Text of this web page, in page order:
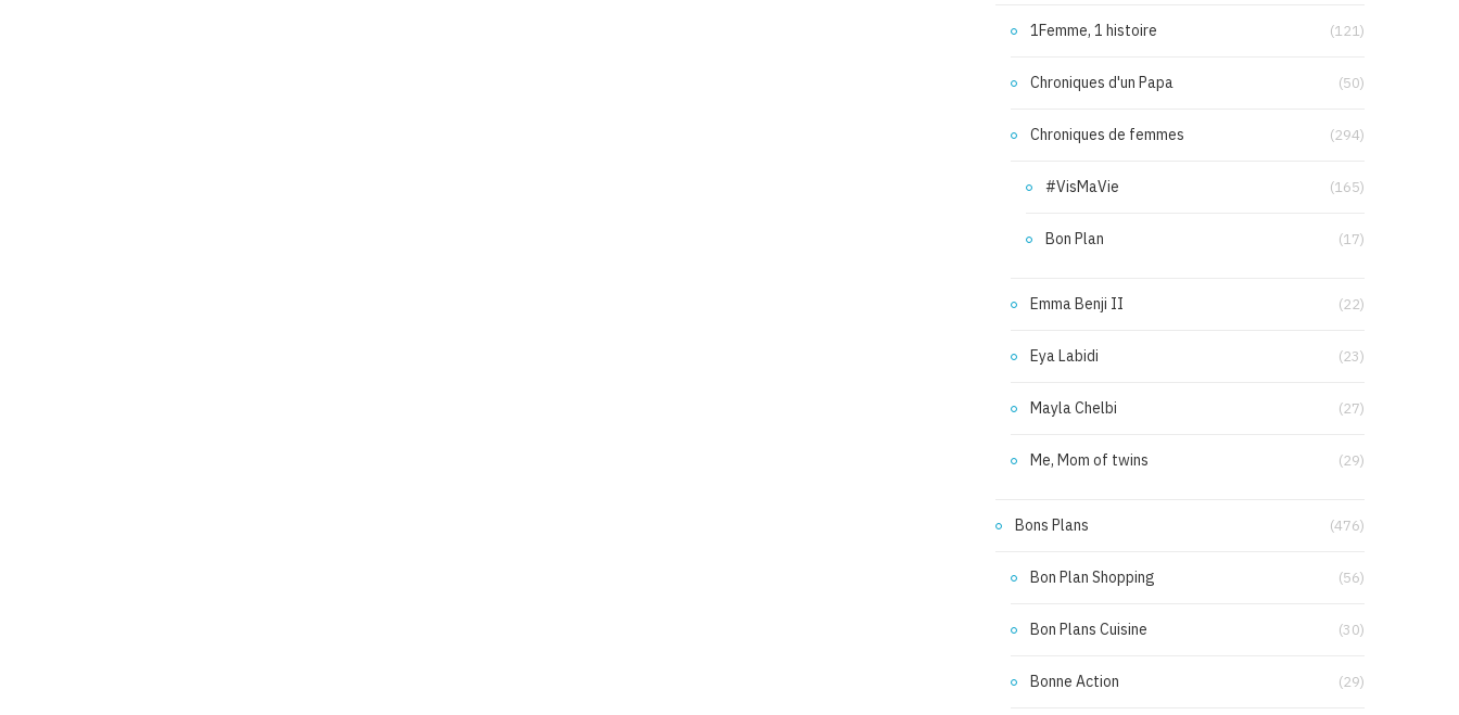
1Femme, 1 histoire (121)
Chroniques d'un Papa (50)
Chroniques de femmes (294)
#VisMaVie (165)
Bon Plan (17)
Emma Benji II (22)
Eya Labidi (23)
Mayla Chelbi (27)
Me, Mom of twins (29)
Bons Plans (476)
Bon Plan Shopping (56)
Bon Plans Cuisine (30)
Bonne Action (29)